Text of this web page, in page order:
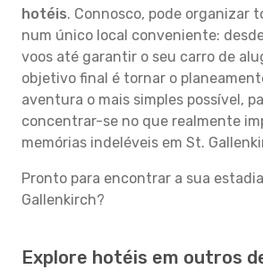
hotéis. Connosco, pode organizar
num único local conveniente:
voos até garantir o seu carro de
objetivo final é tornar o
aventura o mais simples possível,
concentrar-se no que realmente
memórias indeléveis em St.
Pronto para encontrar a sua
Gallenkirch?
Explore hotéis em outros